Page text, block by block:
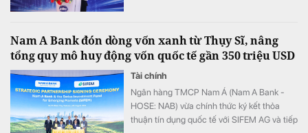
Nam A Bank đón dòng vốn xanh từ Thụy Sĩ, nâng
tổng quy mô huy động vốn quốc tế gần 350 triệu USD
Tài chính
Ngân hàng TMCP Nam Á (Nam A Bank -
HOSE: NAB) vừa chính thức ký kết thỏa
thuận tín dụng quốc tế với SIFEM AG và tiếp